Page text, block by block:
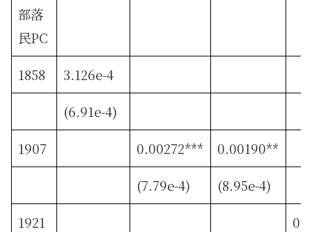
部落
民PC
1858 3.126e-4
(6.91e-4)
1907 0.00272*** 0.00190**
(7.79e-4) (8.95e-4)
1921